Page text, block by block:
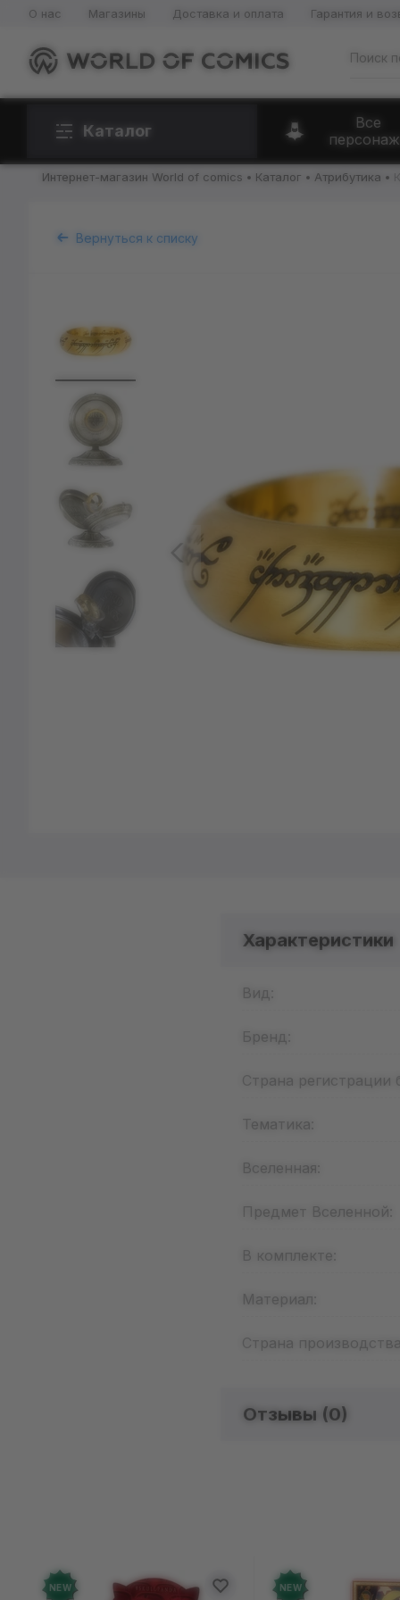
О нас Магазины Доставка и оплата Гарантия и
Каталог
Все
Интернет-магазин World of comics Каталог Атрибутика
Вернуться к списку
Характеристики
Вид:
Бренд:
Страна регистрации
Тематика:
Вселенная:
Предмет Вселенной:
В комплекте:
Материал:
Страна производства:
Отзывы (0)
Добавьте